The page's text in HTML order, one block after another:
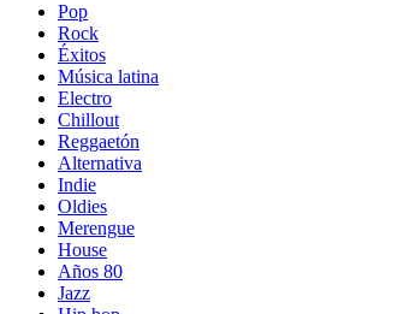
Pop
Rock
Éxitos
Música latina
Electro
Chillout
Reggaetón
Alternativa
Indie
Oldies
Merengue
House
Años 80
Jazz